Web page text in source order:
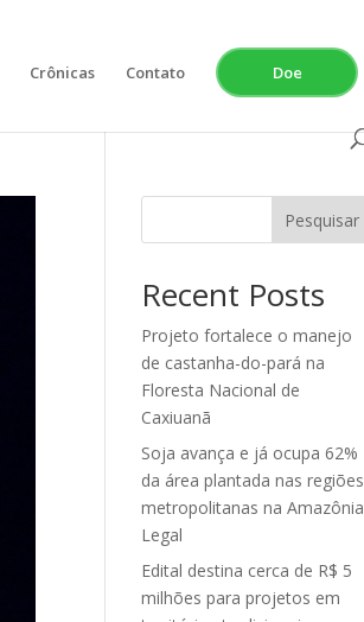
Crônicas Contato Doe
Pesquisar
Recent Posts
Projeto fortalece o manejo
de castanha-do-pará na
Floresta Nacional de
Caxiuanã
Soja avança e já ocupa 62%
da área plantada nas regiões
metropolitanas na Amazônia
Legal
Edital destina cerca de R$ 5
milhões para projetos em